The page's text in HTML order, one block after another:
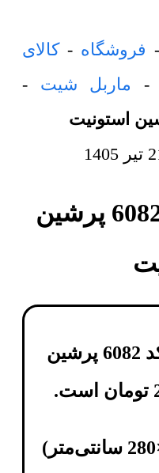
- فروشگاه -کالای
- ماربل شیت -
1405
ماربل شیت کد 6082 پرشین
قیمت ماربل شیت کد 6082 پرشین
تومان است.
)